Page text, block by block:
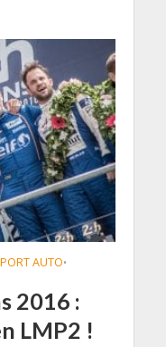
AUTO•
2016 :
LMP2 !